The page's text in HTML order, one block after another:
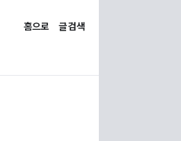
홈으로 글 검색